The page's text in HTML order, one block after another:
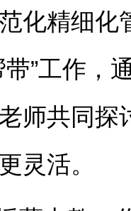
化精细
”工作，
师共同
灵活。